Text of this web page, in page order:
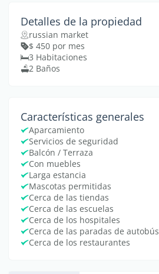
Detalles de la propiedad
russian market
$ 450 por mes
3 Habitaciones
2 Baños
Características generales
Aparcamiento
Servicios de seguridad
Balcón / Terraza
Con muebles
Larga estancia
Mascotas permitidas
Cerca de las tiendas
Cerca de las escuelas
Cerca de los hospitales
Cerca de las paradas de autobús
Cerca de los restaurantes